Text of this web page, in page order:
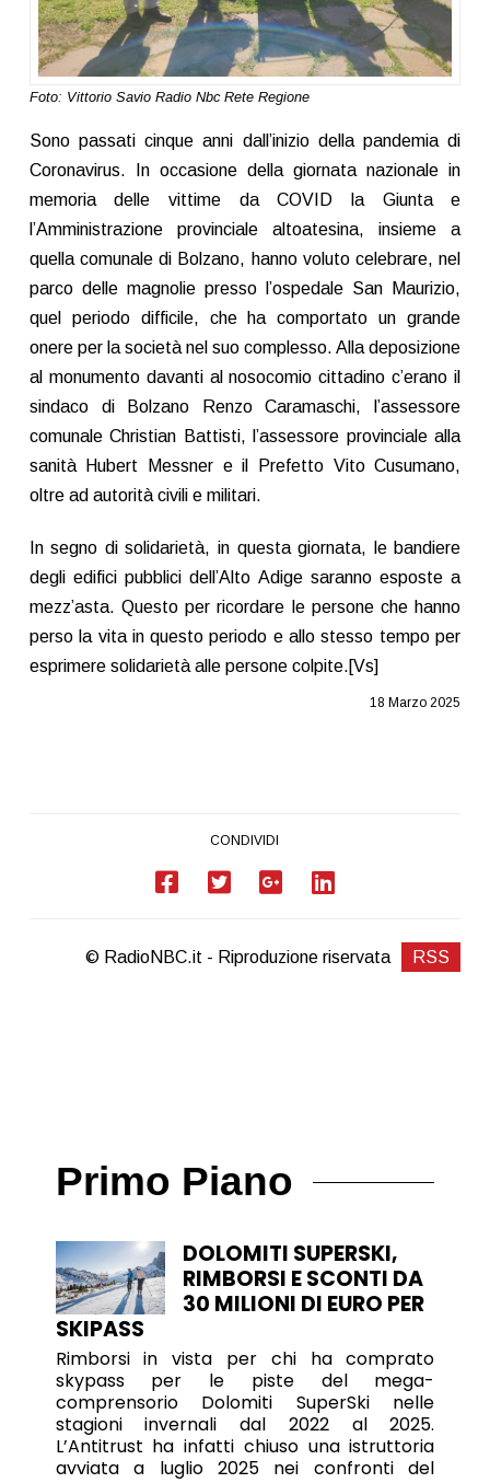
Foto: Vittorio Savio Radio Nbc Rete Regione
Sono passati cinque anni dall’inizio della pandemia di
Coronavirus. In occasione della giornata nazionale in
memoria delle vittime da COVID la Giunta e
l’Amministrazione provinciale altoatesina, insieme a
quella comunale di Bolzano, hanno voluto celebrare, nel
parco delle magnolie presso l’ospedale San Maurizio,
quel periodo difficile, che ha comportato un grande
onere per la società nel suo complesso. Alla deposizione
al monumento davanti al nosocomio cittadino c’erano il
sindaco di Bolzano Renzo Caramaschi, l’assessore
comunale Christian Battisti, l’assessore provinciale alla
sanità Hubert Messner e il Prefetto Vito Cusumano,
oltre ad autorità civili e militari.
In segno di solidarietà, in questa giornata, le bandiere
degli edifici pubblici dell’Alto Adige saranno esposte a
mezz’asta. Questo per ricordare le persone che hanno
perso la vita in questo periodo e allo stesso tempo per
esprimere solidarietà alle persone colpite.[Vs]
18 Marzo 2025
CONDIVIDI
© RadioNBC.it - Riproduzione riservata RSS
Primo Piano
DOLOMITI SUPERSKI,
RIMBORSI E SCONTI DA
30 MILIONI DI EURO PER
SKIPASS
Rimborsi in vista per chi ha comprato
skypass per le piste del mega-
comprensorio Dolomiti SuperSki nelle
stagioni invernali dal 2022 al 2025.
L’Antitrust ha infatti chiuso una istruttoria
avviata a luglio 2025 nei confronti del